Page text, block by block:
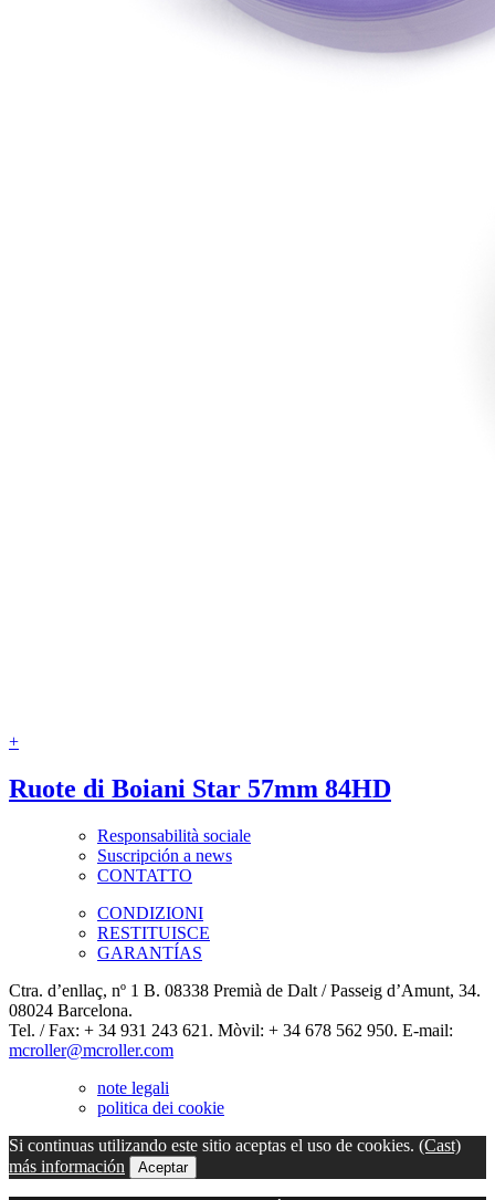
+
Ruote di Boiani Star 57mm 84HD
Responsabilità sociale
Suscripción a news
CONTATTO
CONDIZIONI
RESTITUISCE
GARANTÍAS
Ctra. d’enllaç, nº 1 B. 08338 Premià de Dalt / Passeig d’Amunt, 34.
08024 Barcelona.
Tel. / Fax: + 34 931 243 621. Mòvil: + 34 678 562 950. E-mail:
mcroller@mcroller.com
note legali
politica dei cookie
Si continuas utilizando este sitio aceptas el uso de cookies. (Cast)
más información
Aceptar